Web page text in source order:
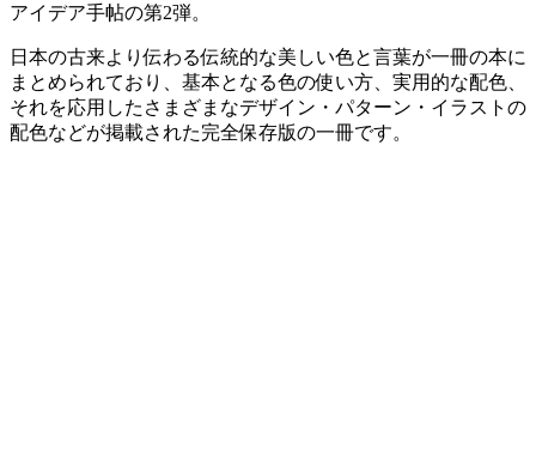
アイデア手帖の第2弾。
日本の古来より伝わる伝統的な美しい色と言葉が一冊の本に
まとめられており、基本となる色の使い方、実用的な配色、
それを応用したさまざまなデザイン・パターン・イラストの
配色などが掲載された完全保存版の一冊です。